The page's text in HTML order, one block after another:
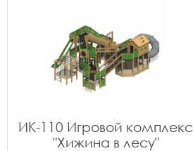
ИК-110 Игровой комплекс
"Хижина в лесу"